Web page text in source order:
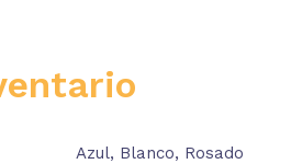
Azul, Blanco, Rosado